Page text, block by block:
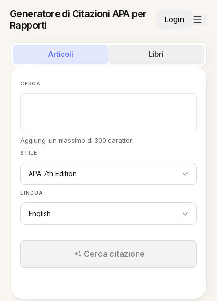
Generatore di Citazioni APA per
Rapporti
Login
Articoli Libri
STILE
APA 7th Edition
LINGUA
English
CERCA
Aggiungi un massimo di 300 caratteri
Cerca citazione